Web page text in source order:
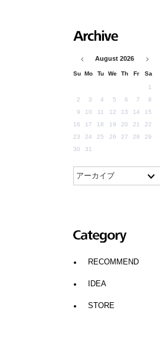
August 2026
Su Mo Tu We Th Fr Sa
1
2
3 4 5 6 7
8
9
10 11 12 13 14
15
16
17 18 19 20 21
22
23
24 25 26 27 28
29
30
31
アーカイブ
RECOMMEND
IDEA
STORE